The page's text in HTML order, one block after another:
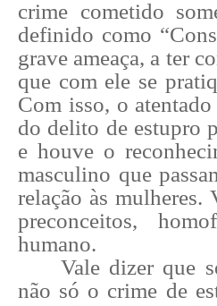
crime cometido
definido como
grave ameaça, a ter
que com ele se
Com isso, o
do delito de estupro
e houve o
masculino que
relação às mulheres.
preconceitos,
humano.
Vale dizer que
não só o crime de